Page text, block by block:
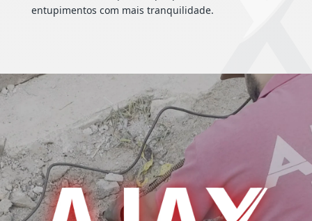
entupimentos com mais tranquilidade.